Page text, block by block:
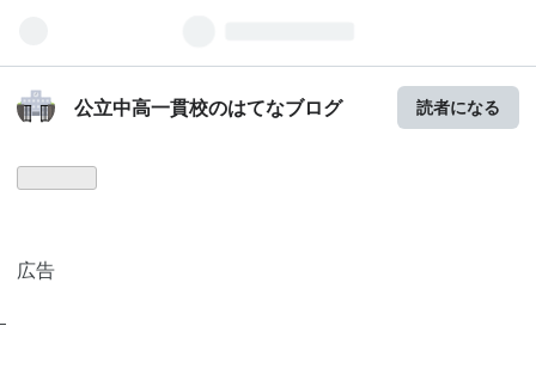
公立中高一貫校のはてなブログ 読者になる
広告